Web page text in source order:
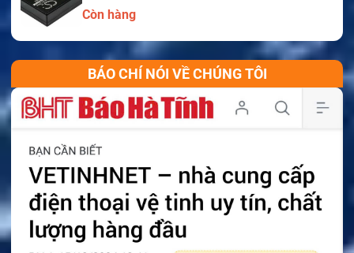
Còn hàng
BÁO CHÍ NÓI VỀ CHÚNG TÔI